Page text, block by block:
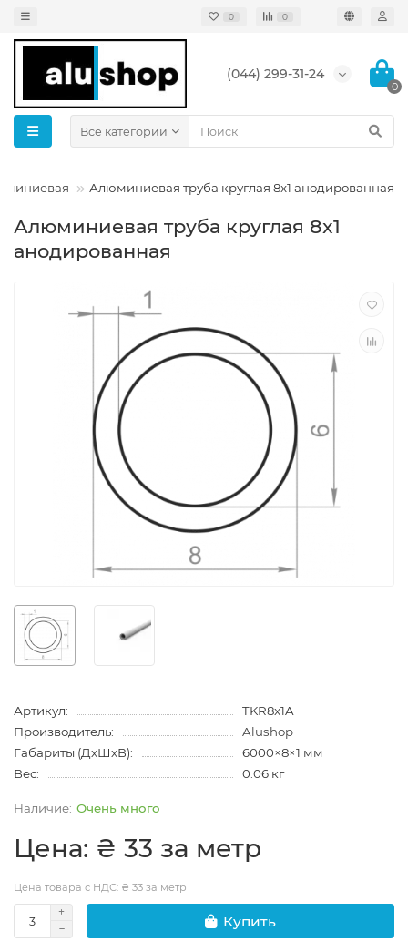
0 0
(044) 299-31-24
0
Все категории
Алюминиевая труба круглая 8x1 анодированная
Алюминиевая труба круглая 8x1
анодированная
Артикул:
TKR8x1A
Производитель:
Alushop
Габариты (ДхШхВ):
6000×8×1 мм
Вес:
0.06 кг
Очень много
Цена: ₴ 33 за метр
Цена товара с НДС: ₴ 33 за метр
Купить